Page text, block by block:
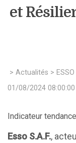
et
> Actualités > ESSO
01/08/2024 08:00:00
Indicateur tendance
Esso S.A.F.,